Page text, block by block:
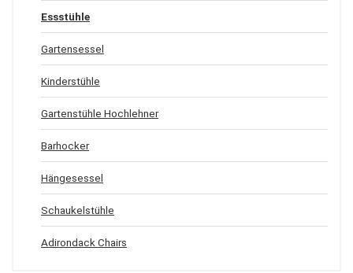
Essstühle
Gartensessel
Kinderstühle
Gartenstühle Hochlehner
Barhocker
Hängesessel
Schaukelstühle
Adirondack Chairs